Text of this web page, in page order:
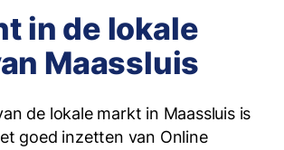
in de lokale
Maassluis
de lokale markt in Maassluis is
goed inzetten van Online